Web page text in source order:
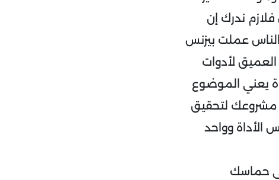
ندرك إن
الناس عملت بيزنس
لأدوات
يعني الموضوع
مشروعك لتحقيق
وواحد
حماسك